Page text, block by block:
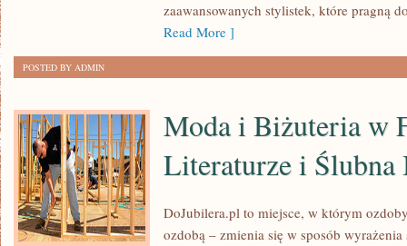
AROMATERAPIA
zaawansowanych stylistek, które pragną
Read More ]
POSTED BY ADMIN
Moda i Biżuteria w
Literaturze i Ślubna
DoJubilera.pl to miejsce, w którym
ozdobą – zmienia się w sposób wyrażenia